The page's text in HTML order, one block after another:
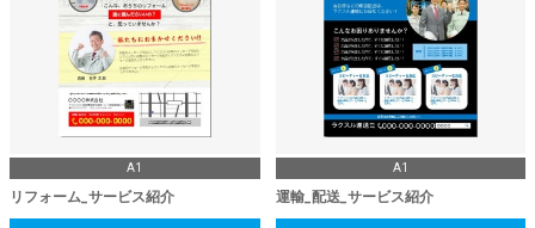
A1
リフォーム_サービス紹介
A1
運輸_配送_サービス紹介